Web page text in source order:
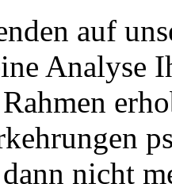
auf
Analyse
nicht